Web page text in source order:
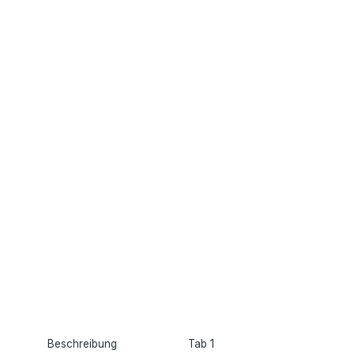
Beschreibung Tab 1